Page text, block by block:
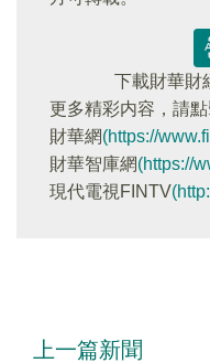
下載財華財
更多精彩内容，請點
財華網(https://
財華智庫網(https://
現代電視FINTV
上一篇新聞